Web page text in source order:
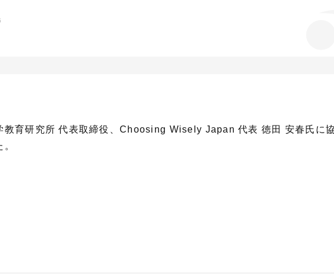
教育研究所 代表取締役、Choosing Wisely Japan 代表 徳田 安春氏に